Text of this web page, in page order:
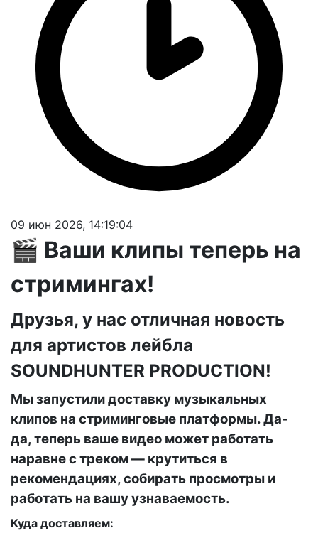
09 июн 2026, 14:19:04
🎬 Ваши клипы теперь на
стримингах!
Друзья, у нас отличная новость
для артистов лейбла
SOUNDHUNTER PRODUCTION!
Мы запустили доставку музыкальных
клипов на стриминговые платформы. Да-
да, теперь ваше видео может работать
наравне с треком — крутиться в
рекомендациях, собирать просмотры и
работать на вашу узнаваемость.
Куда доставляем: